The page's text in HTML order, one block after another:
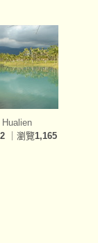
Hualien
｜瀏覽1,165